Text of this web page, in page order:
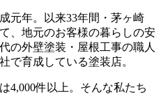
元年。以来33年間・茅ヶ崎
、地元のお客様の暮らしの安
の外壁塗装・屋根工事の職人
で育成している塗装店。
4,000件以上。そんな私たち